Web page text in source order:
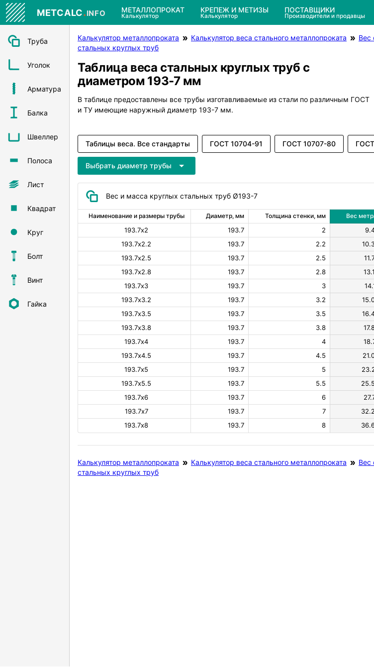
METCALC.INFO МЕТАЛЛОПРОКАТ
Калькулятор
КРЕПЕЖ И МЕТИЗЫ
Калькулятор
ПОСТАВЩИКИ
Производители и продавцы
Труба
Уголок
Арматура
Балка
Швеллер
Полоса
Лист
Квадрат
Круг
Болт
Винт
Гайка
Калькулятор металлопроката Калькулятор веса стального металлопроката Вес
стальных круглых труб
Таблица веса стальных круглых труб с
диаметром 193-7 мм
В таблице предоставлены все трубы изготавливаемые из стали по различным ГОСТ
и ТУ имеющие наружный диаметр 193-7 мм.
Таблицы веса. Все стандарты ГОСТ 10704-91 ГОСТ 10707-80
Выбрать диаметр трубы
Вес и масса круглых стальных труб Ø193-7
Наименование и размеры трубы Диаметр, мм Толщина стенки, мм Вес
193.7х2 193.7 2
193.7х2.2
193.7 2.2
193.7х2.5
193.7 2.5
193.7х2.8
193.7 2.8
193.7х3
193.7 3
193.7х3.2
193.7 3.2
193.7х3.5
193.7 3.5
193.7х3.8
193.7 3.8
193.7х4
193.7 4
193.7х4.5
193.7 4.5
193.7х5
193.7 5
193.7х5.5
193.7 5.5
193.7х6
193.7 6
193.7х7
193.7 7
193.7х8
193.7 8
Калькулятор металлопроката Калькулятор веса стального металлопроката Вес
стальных круглых труб